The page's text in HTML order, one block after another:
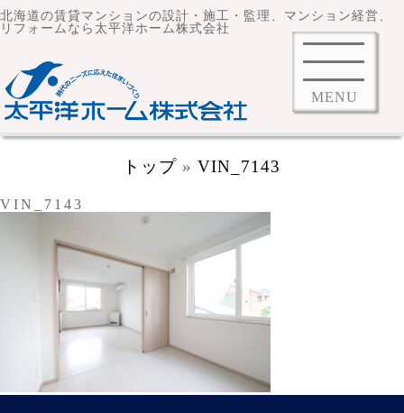
北海道の賃貸マンションの設計・施工・監理、マンション経営、
リフォームなら太平洋ホーム株式会社
MENU
トップ »VIN_7143
VIN_7143